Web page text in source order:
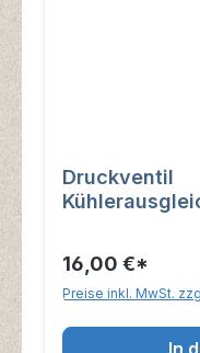
Druckventil
16,00 €*
Preise inkl. MwSt.
In